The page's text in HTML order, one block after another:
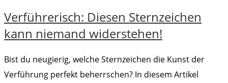
Verführerisch: Diesen Sternzeichen
kann niemand widerstehen!
Bist du neugierig, welche Sternzeichen die Kunst der
Verführung perfekt beherrschen? In diesem Artikel